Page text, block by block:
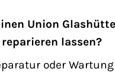
Union Glashütte
lassen?
oder Wartung